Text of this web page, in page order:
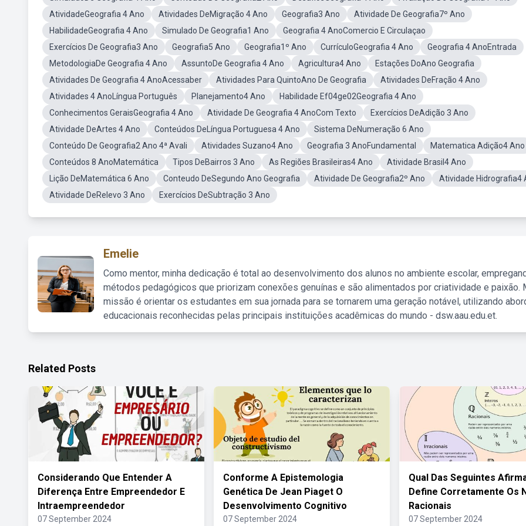
AtividadeGeografia 4 Ano
Atividades DeMigração 4 Ano Geografia3 Ano
Atividade De Geografia7º Ano
HabilidadeGeografia 4 Ano
Simulado De Geografia1 Ano
Geografia 4 AnoComercio E Circulaçao
Exercícios De Geografia3 Ano
Geografia5 Ano Geografia1º Ano CurrículoGeografia 4 Ano
Geografia 4 AnoEntrada
MetodologiaDe Geografia 4 Ano
AssuntoDe Geografia 4 Ano Agricultura4 Ano
Estações DoAno Geografia
Atividades De Geografia 4 AnoAcessaber
Atividades Para QuintoAno De Geografia
Atividades DeFração 4 Ano
Atividades 4 AnoLíngua Português
Planejamento4 Ano
Habilidade Ef04ge02Geografia 4 Ano
Conhecimentos GeraisGeografia 4 Ano
Atividade De Geografia 4 AnoCom Texto
Exercícios DeAdição 3 Ano
Atividade DeArtes 4 Ano
Conteúdos DeLíngua Portuguesa 4 Ano
Sistema DeNumeração 6 Ano
Conteúdo De Geografia2 Ano 4ª Avali
Atividades Suzano4 Ano Geografia 3 AnoFundamental
Matematica Adição4 Ano
Conteúdos 8 AnoMatemática
Tipos DeBairros 3 Ano As Regiões Brasileiras4 Ano
Atividade Brasil4 Ano
Lição DeMatemática 6 Ano
Conteudo DeSegundo Ano Geografia Atividade De Geografia2º Ano
Atividade Hidrografia4
Atividade DeRelevo 3 Ano
Exercícios DeSubtração 3 Ano
Emelie
Como mentor, minha dedicação é total ao desenvolvimento dos alunos no ambiente escolar,
métodos pedagógicos que priorizam conexões genuínas e são alimentados por criatividade e paixão.
missão é orientar os estudantes em sua jornada para se tornarem uma geração notável, utilizando
educacionais reconhecidas pelas principais instituições acadêmicas do mundo - dsw.aau.edu.et.
Related Posts
Considerando Que Entender A
Diferença Entre Empreendedor E
Intraempreendedor
07 September 2024
Conforme A Epistemologia
Genética De Jean Piaget O
Desenvolvimento Cognitivo
07 September 2024
Qual Das Seguintes
Define Corretamente Os
Racionais
07 September 2024